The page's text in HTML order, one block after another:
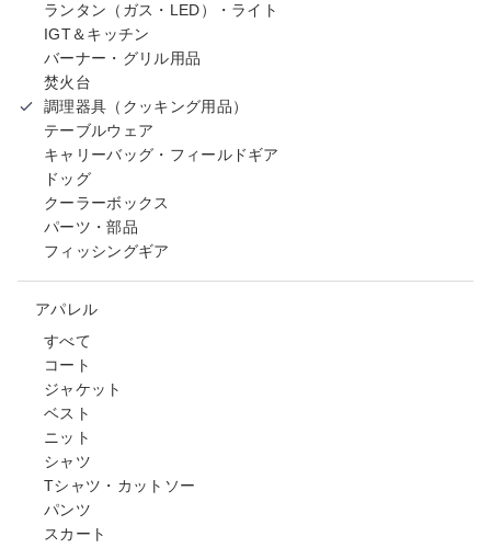
ランタン（ガス・LED）・ライト
IGT＆キッチン
バーナー・グリル用品
焚火台
調理器具（クッキング用品）
テーブルウェア
キャリーバッグ・フィールドギア
ドッグ
クーラーボックス
パーツ・部品
フィッシングギア
アパレル
すべて
コート
ジャケット
ベスト
ニット
シャツ
Tシャツ・カットソー
パンツ
スカート